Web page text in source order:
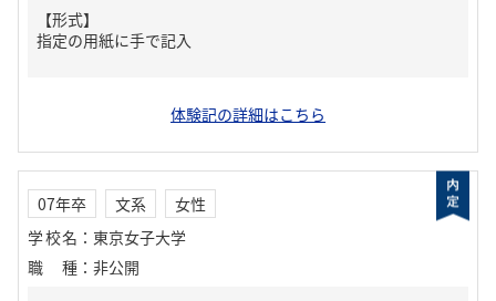
【形式】
指定の用紙に手で記入
体験記の詳細はこちら
07年卒 文系
女性
学校名 ： 東京女子大学
職種 ： 非公開